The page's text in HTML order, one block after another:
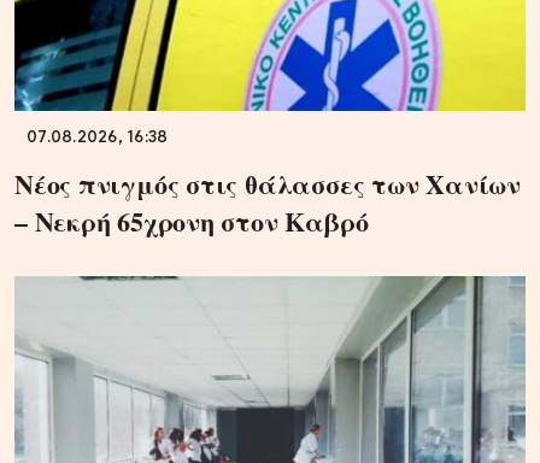
07.08.2026, 16:38
Νέος πνιγμός στις θάλασσες των Χανίων
– Νεκρή 65χρονη στον Καβρό